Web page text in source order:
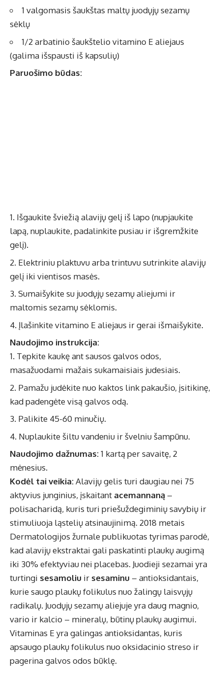
1 valgomasis šaukštas maltų juodųjų sezamų
sėklų
1/2 arbatinio šaukštelio vitamino E aliejaus
(galima išspausti iš kapsulių)
Paruošimo būdas:
Išgaukite šviežią alavijų gelį iš lapo (nupjaukite
lapą, nuplaukite, padalinkite pusiau ir išgremžkite
gelį).
Elektriniu plaktuvu arba trintuvu sutrinkite alavijų
gelį iki vientisos masės.
Sumaišykite su juodųjų sezamų aliejumi ir
maltomis sezamų sėklomis.
Įlašinkite vitamino E aliejaus ir gerai išmaišykite.
Naudojimo instrukcija:
Tepkite kaukę ant sausos galvos odos,
masažuodami mažais sukamaisiais judesiais.
Pamažu judėkite nuo kaktos link pakaušio, įsitikinę,
kad padengėte visą galvos odą.
Palikite 45-60 minučių.
Nuplaukite šiltu vandeniu ir švelniu šampūnu.
Naudojimo dažnumas:1 kartą per savaitę, 2
mėnesius.
Kodėl tai veikia:Alavijų gelis turi daugiau nei 75
aktyvius junginius, įskaitant acemannaną –
polisacharidą, kuris turi priešuždegiminių savybių ir
stimuliuoja ląstelių atsinaujinimą. 2018 metais
Dermatologijos žurnale publikuotas tyrimas parodė,
kad alavijų ekstraktai gali paskatinti plaukų augimą
iki 30% efektyviau nei placebas. Juodieji sezamai yra
turtingi sesamoliu ir sesaminu – antioksidantais,
kurie saugo plaukų folikulus nuo žalingų laisvųjų
radikalų. Juodųjų sezamų aliejuje yra daug magnio,
vario ir kalcio – mineralų, būtinų plaukų augimui.
Vitaminas E yra galingas antioksidantas, kuris
apsaugo plaukų folikulus nuo oksidacinio streso ir
pagerina galvos odos būklę.